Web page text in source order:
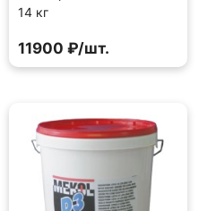
14 кг
11900 ₽/шт.